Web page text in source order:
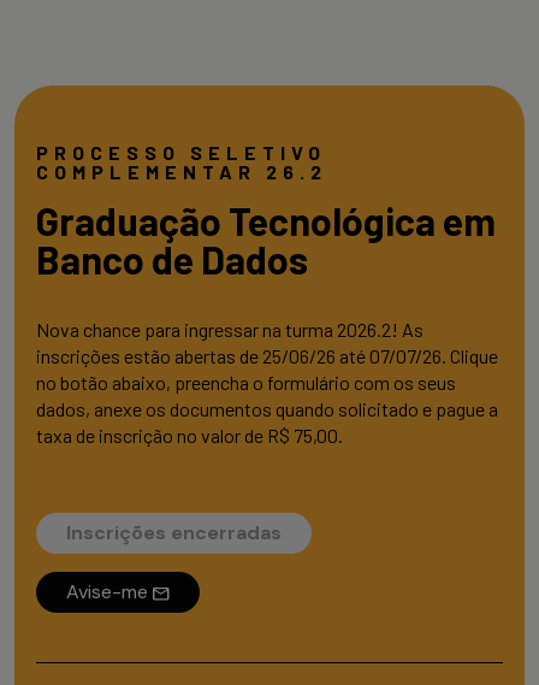
PROCESSO SELETIVO
COMPLEMENTAR 26.2
Graduação Tecnológica em
Banco de Dados
Nova chance para ingressar na turma 2026.2! As
inscrições estão abertas de 25/06/26 até 07/07/26. Clique
no botão abaixo, preencha o formulário com os seus
dados, anexe os documentos quando solicitado e pague a
taxa de inscrição no valor de R$ 75,00.
Inscrições encerradas
Avise-me